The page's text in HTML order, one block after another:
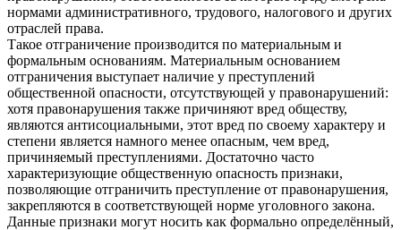
нормами административного, трудового, налогового и других
отраслей права.
Такое отграничение производится по материальным и
формальным основаниям. Материальным основанием
отграничения выступает наличие у преступлений
общественной опасности, отсутствующей у правонарушений:
хотя правонарушения также причиняют вред обществу,
являются антисоциальными, этот вред по своему характеру и
степени является намного менее опасным, чем вред,
причиняемый преступлениями. Достаточно часто
характеризующие общественную опасность признаки,
позволяющие отграничить преступление от правонарушения,
закрепляются в соответствующей норме уголовного закона.
Данные признаки могут носить как формально определённый,